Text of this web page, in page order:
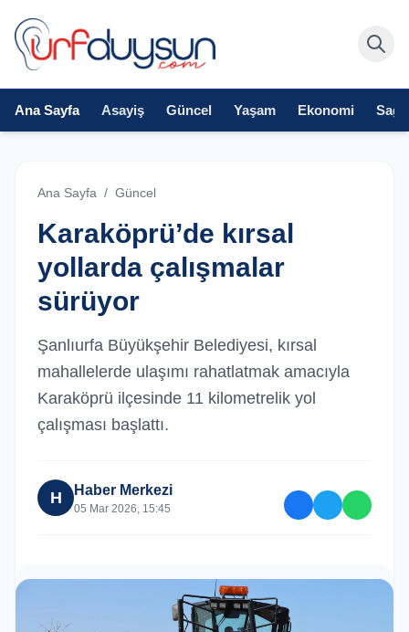
Ana Sayfa Asayiş Güncel Yaşam Ekonomi
Ana Sayfa / Güncel
Karaköprü’de kırsal
yollarda çalışmalar
sürüyor
Şanlıurfa Büyükşehir Belediyesi, kırsal
mahallelerde ulaşımı rahatlatmak amacıyla
Karaköprü ilçesinde 11 kilometrelik yol
çalışması başlattı.
H Haber Merkezi
05 Mar 2026, 15:45